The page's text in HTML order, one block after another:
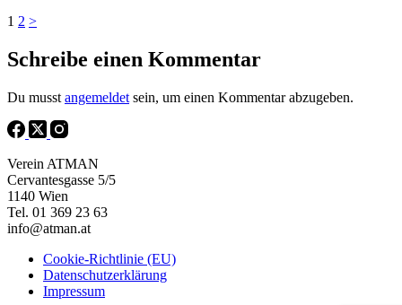
1 2 >
Schreibe einen Kommentar
Du musst angemeldet sein, um einen Kommentar abzugeben.
Verein ATMAN
Cervantesgasse 5/5
1140 Wien
Tel. 01 369 23 63
info@atman.at
Cookie-Richtlinie (EU)
Datenschutzerklärung
Impressum